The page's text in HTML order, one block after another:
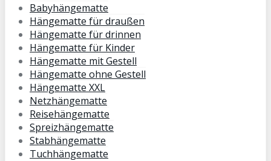
Babyhängematte
Hängematte für draußen
Hängematte für drinnen
Hängematte für Kinder
Hängematte mit Gestell
Hängematte ohne Gestell
Hängematte XXL
Netzhängematte
Reisehängematte
Spreizhängematte
Stabhängematte
Tuchhängematte